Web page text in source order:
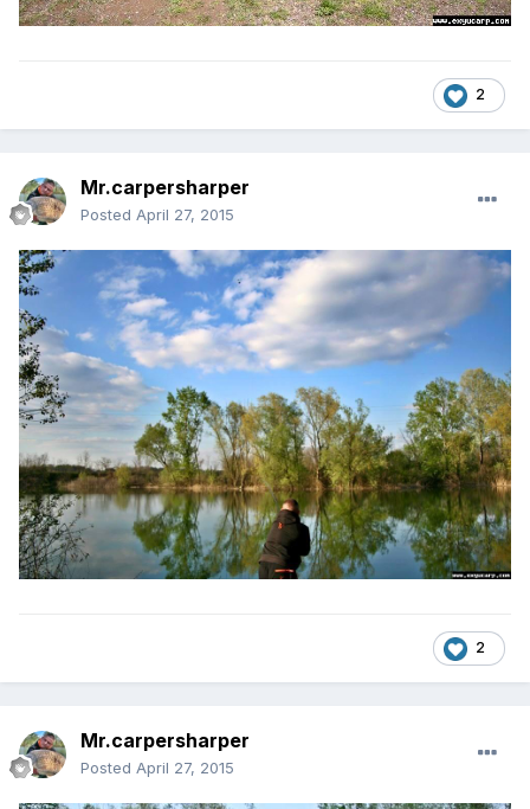
2
Mr.carpersharper
Posted April 27, 2015
2
Mr.carpersharper
Posted April 27, 2015